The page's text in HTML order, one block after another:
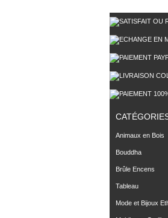
Animaux en Bois
Bouddha
Brûle Encens
Tableau
Mode et Bijoux